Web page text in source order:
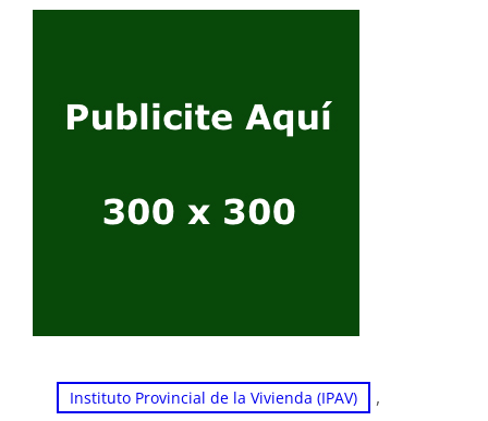
Instituto Provincial de la Vivienda (IPAV) ,